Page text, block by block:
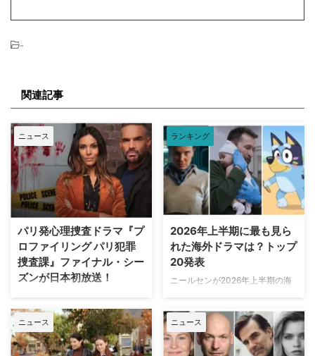
-
関連記事
ニュース
パリ発心理捜査ドラマ『プ
ロファイリング パリ犯罪
捜査課』ファイナル・シー
ズンが日本初放送！
フランス発の大人気心理捜査ドラ
マ『プロファイリング パリ犯罪
捜査課』のファイナル・シーズン
（シーズン10・全8話）が、アク
ションチャンネルにて8月29日
ランキング
2026年上半期に最も見ら
れた海外ドラマは？トップ
20発表
ニールセンが2026年上半期の海
発表。「総合」「オリジナルドラ
マ」「非オリジナルドラマ（※放
映権を獲得した他社作品）」とい
う3部門における全米でのストリ
ニュース ニュース